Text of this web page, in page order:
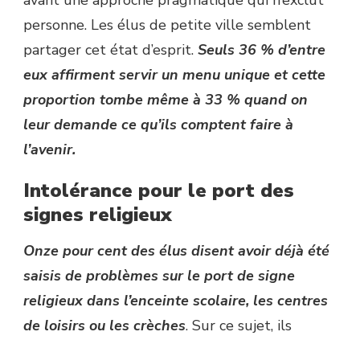
personne. Les élus de petite ville semblent
partager cet état d’esprit. Seuls 36 % d’entre
eux affirment servir un menu unique et cette
proportion tombe même à 33 % quand on
leur demande ce qu’ils comptent faire à
l’avenir.
Intolérance pour le port des
signes religieux
Onze pour cent des élus disent avoir déjà été
saisis de problèmes sur le port de signe
religieux dans l’enceinte scolaire, les centres
de loisirs ou les crèches. Sur ce sujet, ils